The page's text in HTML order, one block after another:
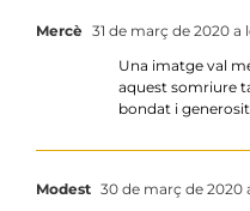
Mercè 31 de març de 2020 a
Una imatge val
aquest somriure
bondat i
Modest 30 de març de 2020